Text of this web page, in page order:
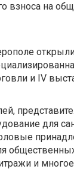
взноса на
и IV
для
и